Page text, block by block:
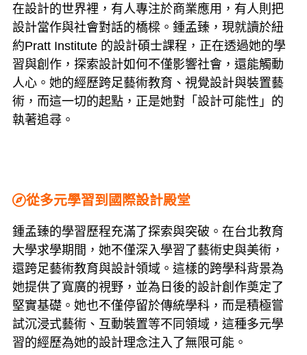
在設計的世界裡，有人專注於商業應用，有人則把
設計當作與社會對話的橋樑。鍾孟臻，現就讀於紐
約Pratt Institute 的設計碩士課程，正在透過她的學
習與創作，探索設計如何不僅影響社會，還能觸動
人心。她的經歷跨足藝術教育、視覺設計與裝置藝
術，而這一切的起點，正是她對「設計可能性」的
執著追尋。
從多元學習到國際設計殿堂
鍾孟臻的學習歷程充滿了探索與突破。在台北教育
大學求學期間，她不僅深入學習了藝術史與美術，
還跨足藝術教育與設計領域。這樣的跨學科背景為
她提供了寬廣的視野，並為日後的設計創作奠定了
堅實基礎。她也不僅停留於傳統學科，而是積極嘗
試沉浸式藝術、互動裝置等不同領域，這種多元學
習的經歷為她的設計理念注入了無限可能。